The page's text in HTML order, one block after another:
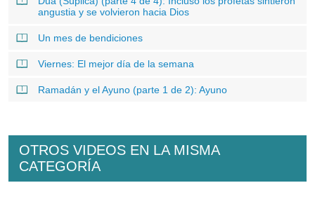
angustia y se volvieron hacia Dios
Un mes de bendiciones
Viernes: El mejor día de la semana
Ramadán y el Ayuno (parte 1 de 2): Ayuno
OTROS VIDEOS EN LA MISMA
CATEGORÍA